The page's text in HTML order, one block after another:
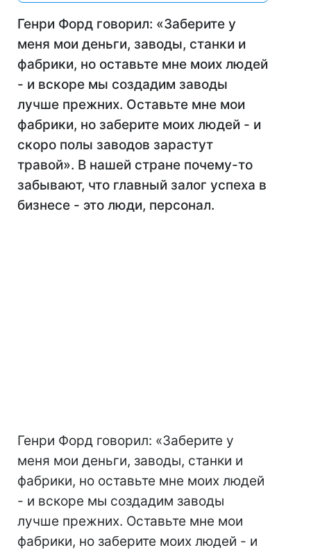
Генри Форд говорил: «Заберите у
меня мои деньги, заводы, станки и
фабрики, но оставьте мне моих людей
- и вскоре мы создадим заводы
лучше прежних. Оставьте мне мои
фабрики, но заберите моих людей - и
скоро полы заводов зарастут
травой». В нашей стране почему-то
забывают, что главный залог успеха в
бизнесе - это люди, персонал.
Генри Форд говорил: «Заберите у
меня мои деньги, заводы, станки и
фабрики, но оставьте мне моих людей
- и вскоре мы создадим заводы
лучше прежних. Оставьте мне мои
фабрики, но заберите моих людей - и